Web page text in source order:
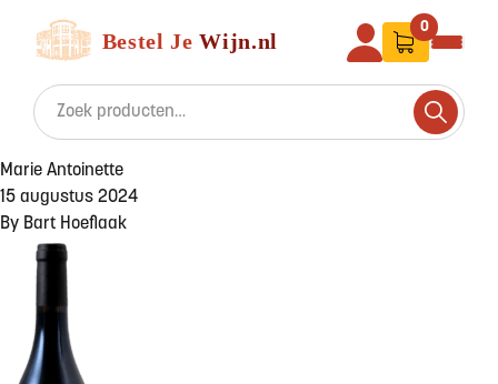
Search for:
Search
0
Marie Antoinette
15 augustus 2024
By Bart Hoeflaak